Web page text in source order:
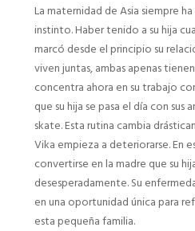
La maternidad de Asia siempre
instinto. Haber tenido a su hija
marcó desde el principio su
viven juntas, ambas apenas
concentra ahora en su trabajo
que su hija se pasa el día con sus
skate. Esta rutina cambia
Vika empieza a deteriorarse. En
convertirse en la madre que su
desesperadamente. Su
en una oportunidad única para
esta pequeña familia.